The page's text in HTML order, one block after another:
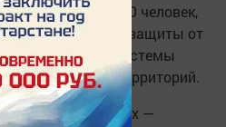
порядка 200 человек,
в общей системе защиты от
элемента системы
целых территорий.
В планах —